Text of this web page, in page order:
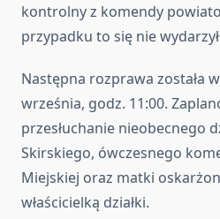
kontrolny z komendy
przypadku to się nie
Następna rozprawa została
września, godz. 11:00.
przesłuchanie nieobecnego
Skirskiego, ówczesnego
Miejskiej oraz matki
właścicielką działki.